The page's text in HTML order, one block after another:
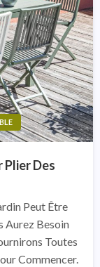
Plier Des
Peut Être
Aurez Besoin
Toutes
Commencer.